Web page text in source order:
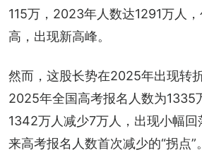
115万，2023年人数达1291万人
高，出现新高峰。
然而，这股长势在2025年出现转
2025年全国高考报名人数为1335
1342万人减少7万人，出现小幅回
来高考报名人数首次减少的“拐点”